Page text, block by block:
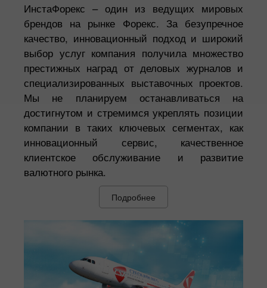
ИнстаФорекс – один из ведущих мировых
брендов на рынке Форекс. За безупречное
качество, инновационный подход и широкий
выбор услуг компания получила множество
престижных наград от деловых журналов и
специализированных выставочных проектов.
Мы не планируем останавливаться на
достигнутом и стремимся укреплять позиции
компании в таких ключевых сегментах, как
инновационный сервис, качественное
клиентское обслуживание и развитие
валютного рынка.
Подробнее